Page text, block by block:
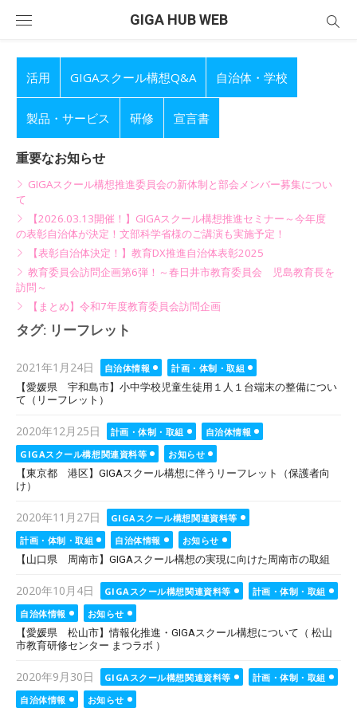
GIGA HUB WEB
活用 GIGAスクール構想Q&A 自治体・学校
製品・サービス 研修 宣言書
重要なお知らせ
GIGAスクール構想推進委員会の新体制と部会メンバー募集につい
て
【2026.03.13開催！】GIGAスクール構想推進セミナー～今年度
の表彰自治体が決定！文部科学省様のご講演も実施予定！
【表彰自治体決定！】教育DX推進自治体表彰2025
教育委員会訪問企画第6弾！～春日井市教育委員会 児島教育長を
訪問～
【まとめ】令和7年度教育委員会訪問企画
タグ: リーフレット
Posted
on
2021年1月24日 自治体情報
計画・体制・取組
【愛媛県 宇和島市】小中学校児童生徒用１人１台端末の整備につい
て（リーフレット）
Posted
on
2020年12月25日 計画・体制・取組
自治体情報
GIGAスクール構想関連資料等
お知らせ
【東京都 港区】GIGAスクール構想に伴うリーフレット（保護者向
け）
Posted
on
2020年11月27日
GIGAスクール構想関連資料等
計画・体制・取組
自治体情報
お知らせ
【山口県 周南市】GIGAスクール構想の実現に向けた周南市の取組
Posted
on
2020年10月4日 GIGAスクール構想関連資料等
計画・体制・取組
自治体情報
お知らせ
【愛媛県 松山市】情報化推進・GIGAスクール構想について（ 松山
市教育研修センター まつラボ ）
Posted
on
2020年9月30日 GIGAスクール構想関連資料等
計画・体制・取組
自治体情報
お知らせ